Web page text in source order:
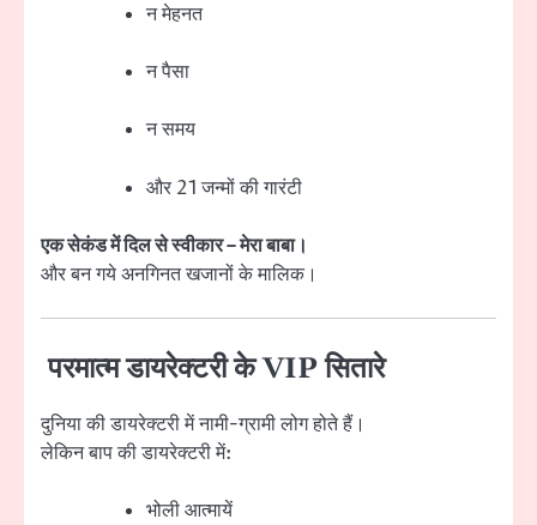
न मेहनत
न पैसा
न समय
और 21 जन्मों की गारंटी
एक सेकंड में दिल से स्वीकार – मेरा बाबा।
और बन गये अनगिनत खजानों के मालिक।
परमात्म डायरेक्टरी के VIP सितारे
दुनिया की डायरेक्टरी में नामी-ग्रामी लोग होते हैं।
लेकिन बाप की डायरेक्टरी में:
भोली आत्मायें